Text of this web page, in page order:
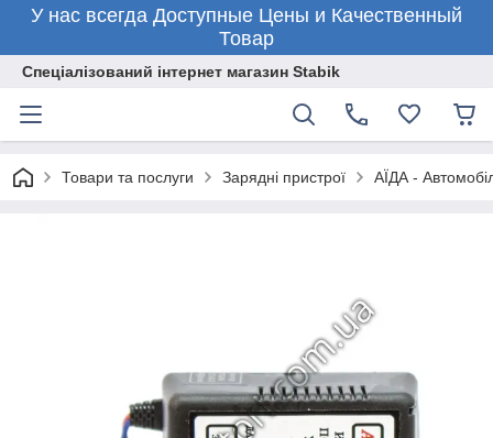
У нас всегда Доступные Цены и Качественный
Товар
Спеціалізований інтернет магазин Stabik
Товари та послуги Зарядні пристрої АЇДА -